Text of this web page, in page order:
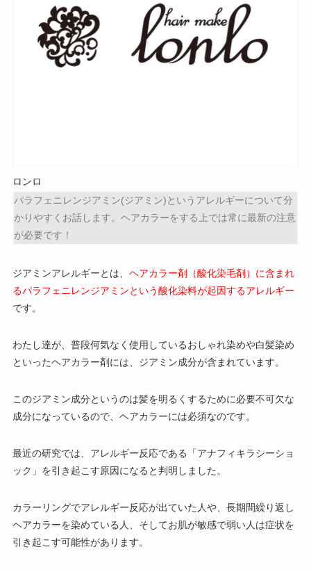
ロンロ
パラフェニレンジアミン(ジアミン)というアレルギーについて分
かりやすくお話します。ヘアカラーをする上では常に最新の注意
が必要です！
ジアミンアレルギーとは、 ヘアカラー剤（酸化染毛剤）に含まれ
るパラフェニレンジアミンという酸化染料が起因するアレルギー
です。
わたし達が、普段何気なく使用しているおしゃれ染めや白髪染め
といったヘアカラー剤には、ジアミン成分が含まれています。
このジアミン成分というのは髪を明るくするために必要不可欠な
成分になっているので、ヘアカラーには必須なのです。
最近の研究では、アレルギー反応である「アナフィキラシーショ
ック」を引き起こす原因になると判明しました。
カラーリングでアレルギー反応が出ていた人や、長期間繰り返し
ヘアカラーを染めている人、そしてお肌が敏感で弱い人は症状を
引き起こす可能性があります。